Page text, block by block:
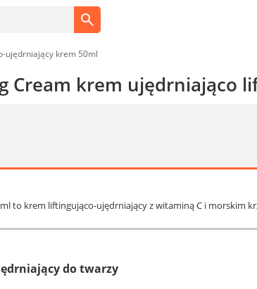
ujędrniający krem 50ml
Cream krem ujędrniająco
to krem liftingująco-ujędrniający z witaminą C i morskim
do twarzy